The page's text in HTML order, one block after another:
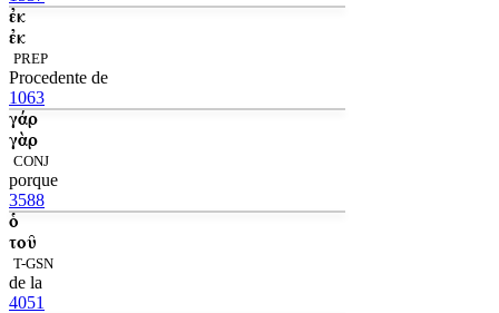
ἐκ
ἐκ
PREP
Procedente de
1063
γάρ
γὰρ
CONJ
porque
3588
ὁ
τοῦ
T-GSN
de la
4051